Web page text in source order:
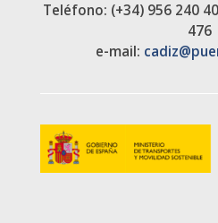
Teléfono: (+34) 956 240
476
e-mail: